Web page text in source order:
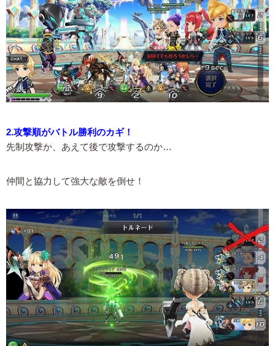
2.攻撃順がバトル勝利のカギ！
先制攻撃か、あえて後で攻撃するのか…
仲間と協力して強大な敵を倒せ！